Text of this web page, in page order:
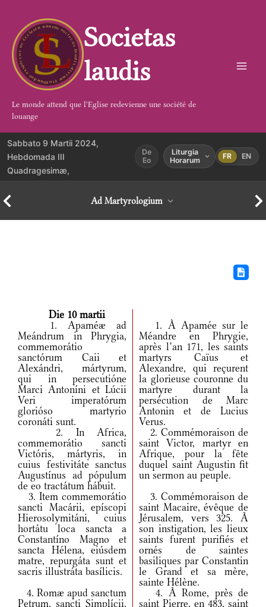
contenu
Societas
laudis
Le monde attend que l'Eglise redevienne une société de
louange
Sabbato 9 Martii 2024,
Hebdomada III
Quadragesimæ,
De
Eo
Liturgia
Horarum
FR EN
Ad Martyrologium
Die 10 martii
1. Apaméæ ad
Meándrum in Phrygia,
commemorátio
sanctórum Caii et
Alexándri, mártyrum,
qui in persecutióne
Marci Antoníni et Lúcii
Veri imperatórum
glorióso martyrio
coronáti sunt.
1. À Apamée sur le
Méandre en Phrygie,
après l’an 171, les saints
martyrs Caïus et
Alexandre, qui reçurent
la glorieuse couronne du
martyre durant la
persécution de Marc
Antonin et de Lucius
Verus.
2. In Africa,
commemorátio sancti
Victóris, mártyris, in
cuius festivitáte sanctus
Augustínus ad pópulum
de eo tractátum hábuit.
2. Commémoraison de
saint Victor, martyr en
Afrique, pour la fête
duquel saint Augustin fit
un sermon au peuple.
3. Item commemorátio
sancti Macárii, epíscopi
Hierosolymitáni, cuius
hortátu loca sancta a
Constantíno Magno et
sancta Hélena, eiúsdem
matre, repurgáta sunt et
sacris illustráta basílicis.
3. Commémoraison de
saint Macaire, évêque de
Jérusalem, vers 325. À
son instigation, les lieux
saints furent purifiés et
ornés de saintes
basiliques par Constantin
le Grand et sa mère,
sainte Hélène.
4. Romæ apud sanctum
Petrum, sancti Simplícii,
4. À Rome, près de
saint Pierre, en 483, saint